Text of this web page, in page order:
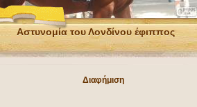
Αστυνομία του Λονδίνου έφιππος
Διαφήμιση